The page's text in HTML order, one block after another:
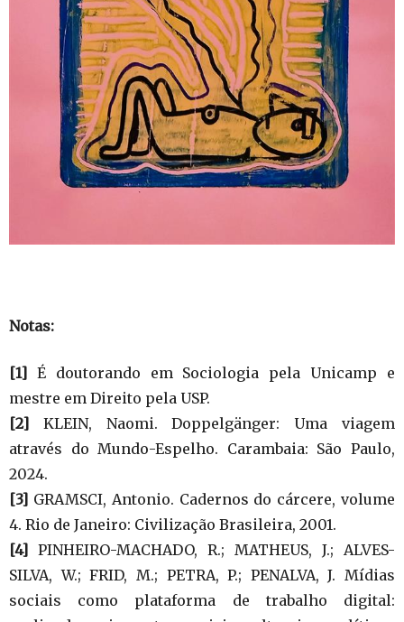
Notas:
[1]
É doutorando em Sociologia pela Unicamp e
mestre em Direito pela USP.
[2]
KLEIN, Naomi. Doppelgänger: Uma viagem
através do Mundo-Espelho. Carambaia: São Paulo,
2024.
[3] GRAMSCI, Antonio. Cadernos do cárcere, volume
4. Rio de Janeiro: Civilização Brasileira, 2001.
[4]
PINHEIRO-MACHADO, R.; MATHEUS, J.; ALVES-
SILVA, W.; FRID, M.; PETRA, P.; PENALVA, J. Mídias
sociais como plataforma de trabalho digital: